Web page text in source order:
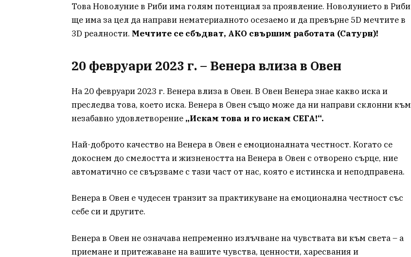
Това Новолуние в Риби има голям потенциал за проявление. Новолунието в Риби
ще има за цел да направи нематериалното осезаемо и да превърне 5D мечтите в
3D реалности. Мечтите се сбъдват, АКО свършим работата (Сатурн)!
20 февруари 2023 г. – Венера влиза в Овен
На 20 февруари 2023 г. Венера влиза в Овен. В Овен Венера знае какво иска и
преследва това, което иска. Венера в Овен също може да ни направи склонни към
незабавно удовлетворение „Искам това и го искам СЕГА!“.
Най-доброто качество на Венера в Овен е емоционалната честност. Когато се
докоснем до смелостта и жизнеността на Венера в Овен с отворено сърце, ние
автоматично се свързваме с тази част от нас, която е истинска и неподправена.
Венера в Овен е чудесен транзит за практикуване на емоционална честност със
себе си и другите.
Венера в Овен не означава непременно излъчване на чувствата ви към света – а
приемане и притежаване на вашите чувства, ценности, харесвания и